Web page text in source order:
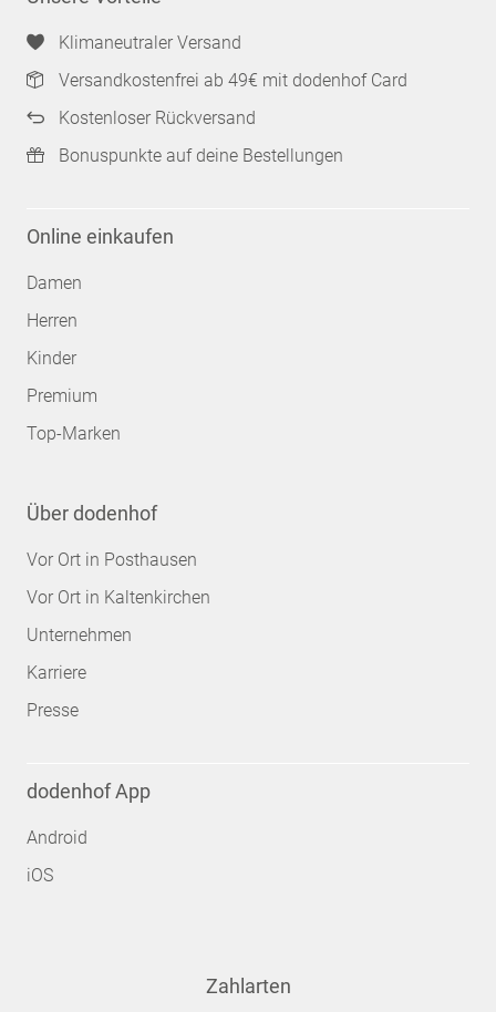
Klimaneutraler Versand
Versandkostenfrei ab 49€ mit dodenhof Card
Kostenloser Rückversand
Bonuspunkte auf deine Bestellungen
Online einkaufen
Damen
Herren
Kinder
Premium
Top-Marken
Über dodenhof
Vor Ort in Posthausen
Vor Ort in Kaltenkirchen
Unternehmen
Karriere
Presse
dodenhof App
Android
iOS
Zahlarten